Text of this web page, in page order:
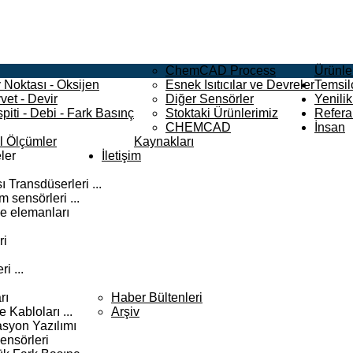
Noktası - Oksijen
- Devir
- Debi - Fark Basınç
Ölçümler
ChemCAD Process
Esnek Isıtıcılar ve Devreler
Diğer Sensörler
Stoktaki Ürünlerimiz
CHEMCAD
Transdüserleri ...
sensörleri ...
elemanları
...
Kabloları ...
Yazılımı
Haber Bültenleri
Arşiv
İnsan
Kaynakları
İletişim